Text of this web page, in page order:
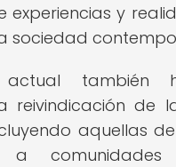
experiencias y
sociedad
actual también
reivindicación de
aquellas
a comunidades